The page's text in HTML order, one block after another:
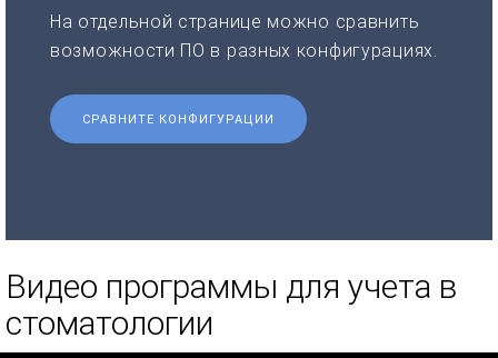
На отдельной странице можно сравнить
возможности ПО в разных конфигурациях.
СРАВНИТЕ КОНФИГУРАЦИИ
Видео программы для учета в
стоматологии